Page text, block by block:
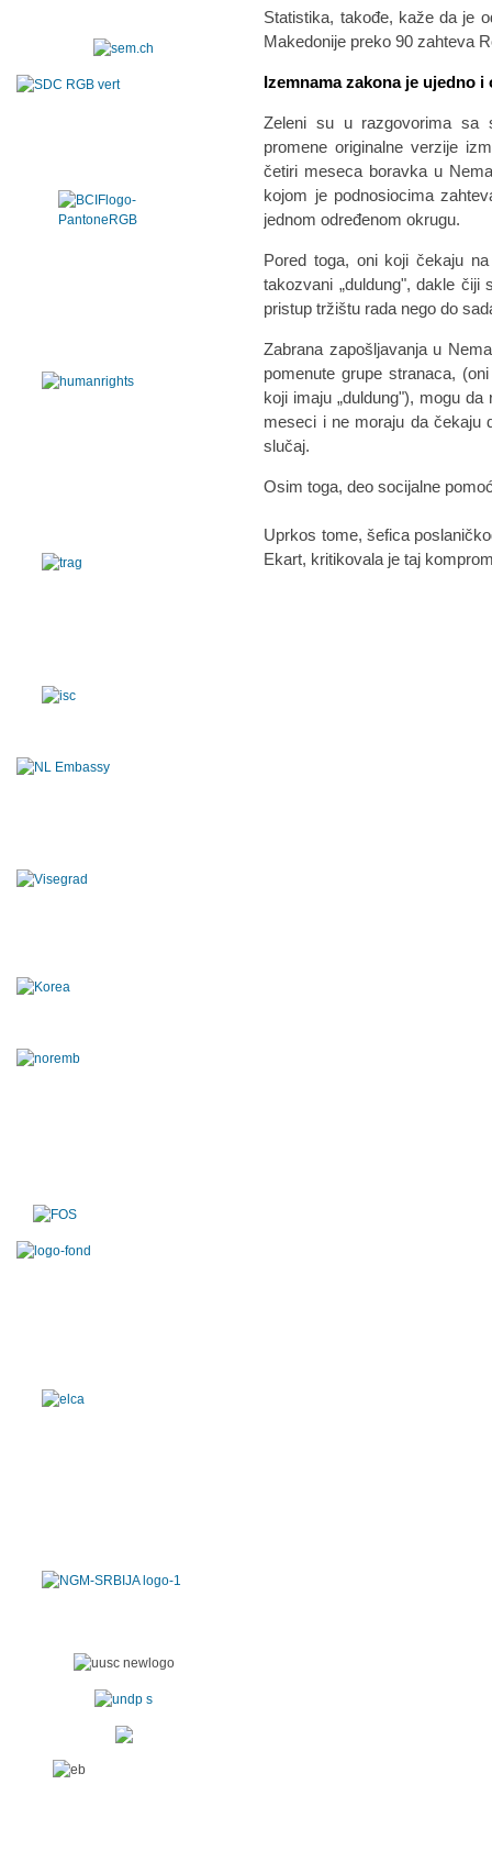
Statistika, takođe, kaže da je
Makedonije preko 90 zahteva
Izemnama zakona je ujedno
Zeleni su u razgovorima sa
promene originalne verzije
četiri meseca boravka u
kojom je podnosiocima
jednom određenom okrugu.
Pored toga, oni koji čekaju
takozvani „duldung", dakle
pristup tržištu rada nego do
Zabrana zapošljavanja u
pomenute grupe stranaca,
koji imaju „duldung"), mogu
meseci i ne moraju da čekaju
slučaj.
Osim toga, deo socijalne
Uprkos tome, šefica
Ekart, kritikovala je taj